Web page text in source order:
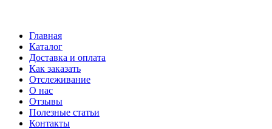
Главная
Каталог
Доставка и оплата
Как заказать
Отслеживание
О нас
Отзывы
Полезные статьи
Контакты